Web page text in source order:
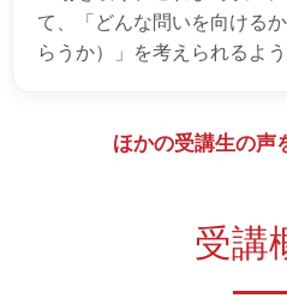
て、「どんな問いを向ける
らうか）」を考えられるよ
ほかの受講生の声
受講